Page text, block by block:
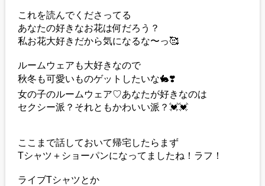
これを読んでくださってる
あなたの好きなお花は何だろう？
私お花大好きだから気になるな〜っ🥰
ルームウェアも大好きなので
秋冬も可愛いものゲットしたいな🐇❣️
女の子のルームウェア♡あなたが好きなのは
セクシー派？それともかわいい派？💓💓
ここまで話しておいて帰宅したらまず
Tシャツ＋ショーパンになってましたね！ラフ！
ライブTシャツとか